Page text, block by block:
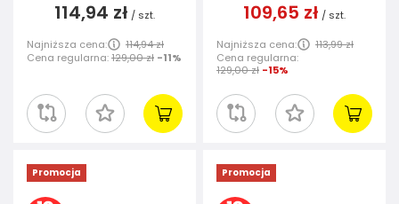
114,94 zł / szt.
Najniższa cena:
114,94 zł
Cena regularna:129,00 zł -11%
109,65 zł / szt.
Najniższa cena:
113,99 zł
Cena regularna:
129,00 zł -15%
Promocja Promocja